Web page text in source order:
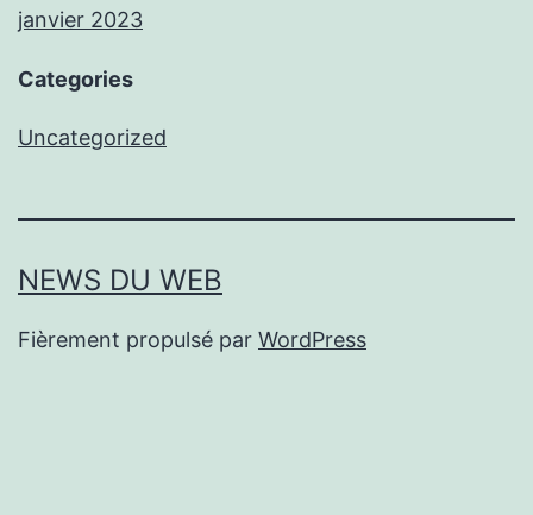
janvier 2023
Categories
Uncategorized
NEWS DU WEB
Fièrement propulsé par WordPress